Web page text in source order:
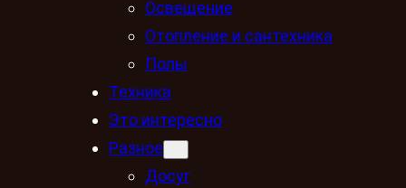
Освещение
Отопление и сантехника
Полы
Техника
Это интересно
Разное
Досуг